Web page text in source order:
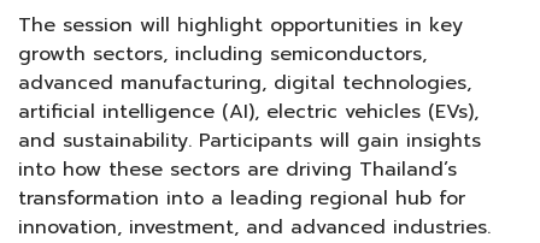
The session will highlight opportunities in key
growth sectors, including semiconductors,
advanced manufacturing, digital technologies,
artificial intelligence (AI), electric vehicles (EVs),
and sustainability. Participants will gain insights
into how these sectors are driving Thailand’s
transformation into a leading regional hub for
innovation, investment, and advanced industries.